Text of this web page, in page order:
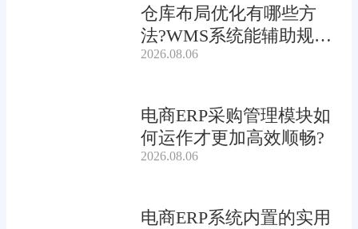
仓库布局优化有哪些方
法?WMS系统能辅助规划
吗?
2026.08.06
电商ERP采购管理模块如
何运作才更加高效顺畅?
2026.08.06
电商ERP系统内置的实用